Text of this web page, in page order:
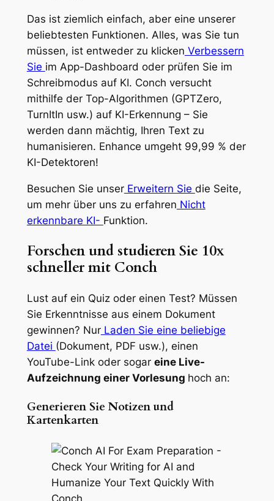
Das ist ziemlich einfach, aber eine unserer
beliebtesten Funktionen. Alles, was Sie tun
müssen, ist entweder zu klicken Verbessern
Sie im App-Dashboard oder prüfen Sie im
Schreibmodus auf KI. Conch versucht
mithilfe der Top-Algorithmen (GPTZero,
TurnItIn usw.) auf KI-Erkennung – Sie
werden dann mächtig, Ihren Text zu
humanisieren. Enhance umgeht 99,99 % der
KI-Detektoren!
Besuchen Sie unserErweitern Sie die Seite,
um mehr über uns zu erfahren Nicht
erkennbare KI- Funktion.
Forschen und studieren Sie 10x
schneller mit Conch
Lust auf ein Quiz oder einen Test? Müssen
Sie Erkenntnisse aus einem Dokument
gewinnen? NurLaden Sie eine beliebige
Datei (Dokument, PDF usw.), einen
YouTube-Link oder sogar eine Live-
Aufzeichnung einer Vorlesung hoch an:
Generieren Sie Notizen und
Kartenkarten